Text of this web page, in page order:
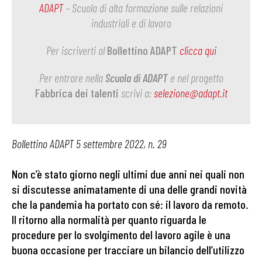
ADAPT– Scuola di alta formazione sulle relazioni
industriali e di lavoro
Per iscriverti alBollettino ADAPT clicca qui
Per entrare nella Scuola di ADAPTe nel progetto
Fabbrica dei talenti scrivi a:selezione@adapt.it
Bollettino ADAPT 5 settembre 2022, n. 29
Non c’è stato giorno negli ultimi due anni nei quali non
si discutesse animatamente di una delle grandi novità
che la pandemia ha portato con sé: il lavoro da remoto.
Il ritorno alla normalità per quanto riguarda le
procedure per lo svolgimento del lavoro agile è una
buona occasione per tracciare un bilancio dell’utilizzo